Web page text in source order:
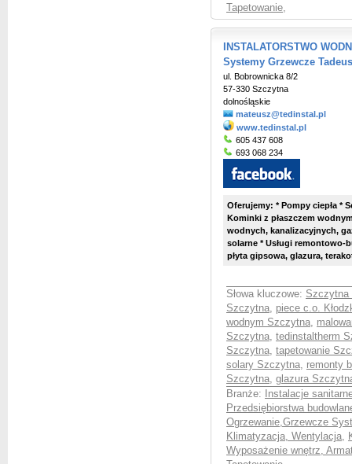
Tapetowanie,
INSTALATORSTWO
Systemy Grzewcze
ul. Bobrownicka 8/2
57-330 Szczytna
dolnośląskie
mateusz@tedinstal.pl
www.tedinstal.pl
605 437 608
693 068 234
Oferujemy: * Pompy ciepła *
Kominki z płaszczem
wodnych, kanalizacyjnych,
solarne * Usługi remontowo-
płyta gipsowa, glazura,
Słowa kluczowe: Szczytna
Szczytna, piece c.o.
wodnym Szczytna,
Szczytna, tedinstaltherm
Szczytna, tapetowanie
solary Szczytna, remonty
Szczytna, glazura
Branże:
Instalacje
Przedsiębiorstwa
Ogrzewanie,Grzewcze
Klimatyzacja, Wentylacja,
Wyposażenie wnętrz,